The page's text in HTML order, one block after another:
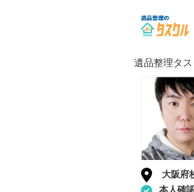
遺品整理タ
大阪府
本人確